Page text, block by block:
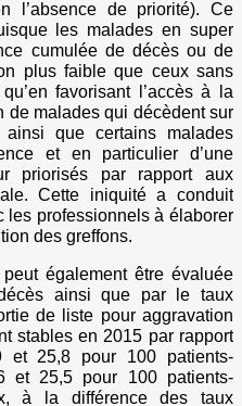
l’absence de priorité). Ce
les malades en super
cumulée de décès ou de
plus faible que ceux sans
favorisant l’accès à la
de malades qui décèdent sur
que certains malades
et en particulier d’une
priorisés par rapport aux
Cette iniquité a conduit
les professionnels à élaborer
des greffons.
également être évaluée
ainsi que par le taux
de liste pour aggravation
stables en 2015 par rapport
et 25,8 pour 100 patients-
et 25,5 pour 100 patients-
à la différence des taux